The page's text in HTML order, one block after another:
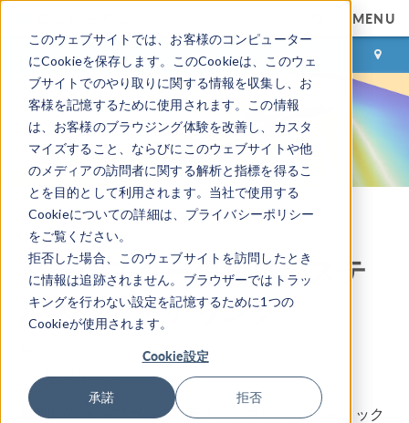
このウェブサイトでは、お客様のコンピューター
にCookieを保存します。このCookieは、このウェ
ブサイトでのやり取りに関する情報を収集し、お
客様を記憶するために使用されます。この情報
は、お客様のブラウジング体験を改善し、カスタ
マイズすること、ならびにこのウェブサイトや他
のメディアの訪問者に関する解析と指標を得るこ
とを目的として利用されます。当社で使用する
Cookieについての詳細は、プライバシーポリシー
をご覧ください。
拒否した場合、このウェブサイトを訪問したとき
に情報は追跡されません。ブラウザーではトラッ
キングを行わない設定を記憶するために1つの
Cookieが使用されます。
Cookie設定
承諾 拒否
MENU
ログイン お問い合わせ
COMSOL ブログ
ダークスターの速度とステ
ルス性のモデリング
2024年 3月 28日
数週間前, トップガンの最新作
トップガン: マーベリック